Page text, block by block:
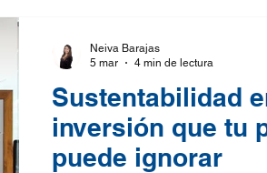
Sustentabilidad
inversión que tu
puede ignorar
Neiva Barajas
5 mar
4 min de lectura